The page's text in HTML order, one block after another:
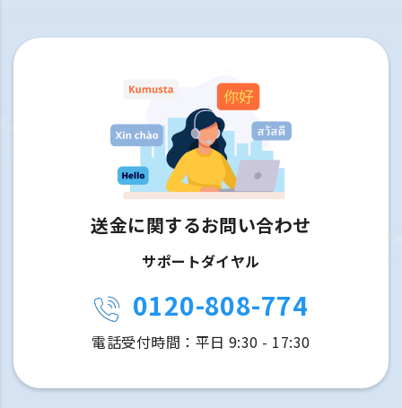
送金に関するお問い合わせ
サポートダイヤル
0120-808-774
電話受付時間：平日 9:30 - 17:30